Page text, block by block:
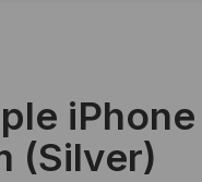
iPhone
(Silver)